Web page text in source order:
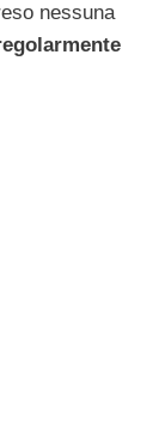
nessuna